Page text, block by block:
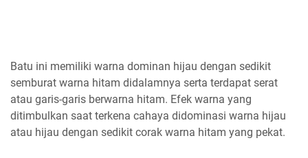
Batu ini memiliki warna dominan hijau dengan sedikit
semburat warna hitam didalamnya serta terdapat serat
atau garis-garis berwarna hitam. Efek warna yang
ditimbulkan saat terkena cahaya didominasi warna hijau
atau hijau dengan sedikit corak warna hitam yang pekat.